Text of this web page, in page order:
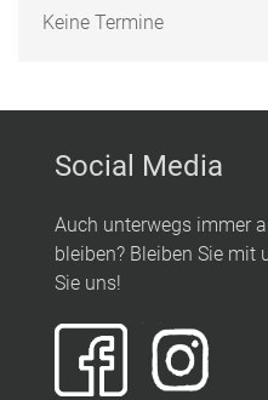
Keine Termine
Social Media
Auch unterwegs immer
bleiben? Bleiben Sie mit
Sie uns!